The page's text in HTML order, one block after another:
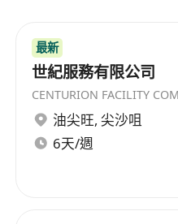
最新
世紀服務有限公司
CENTURION FACILITY
油尖旺, 尖沙咀
6天/週